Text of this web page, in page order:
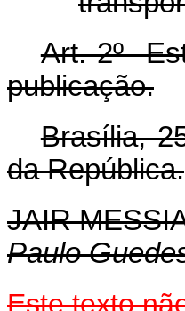
Art. 2º
publicação.
Brasília,
da República.
JAIR
Paulo
Este texto